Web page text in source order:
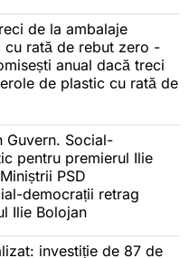
de la ambalaje
cu rată de rebut zero -
anual dacă treci
de plastic cu rată de
Guvern. Social-
pentru premierul Ilie
Miniștrii PSD
democrații retrag
Ilie Bolojan
investiție de 87 de